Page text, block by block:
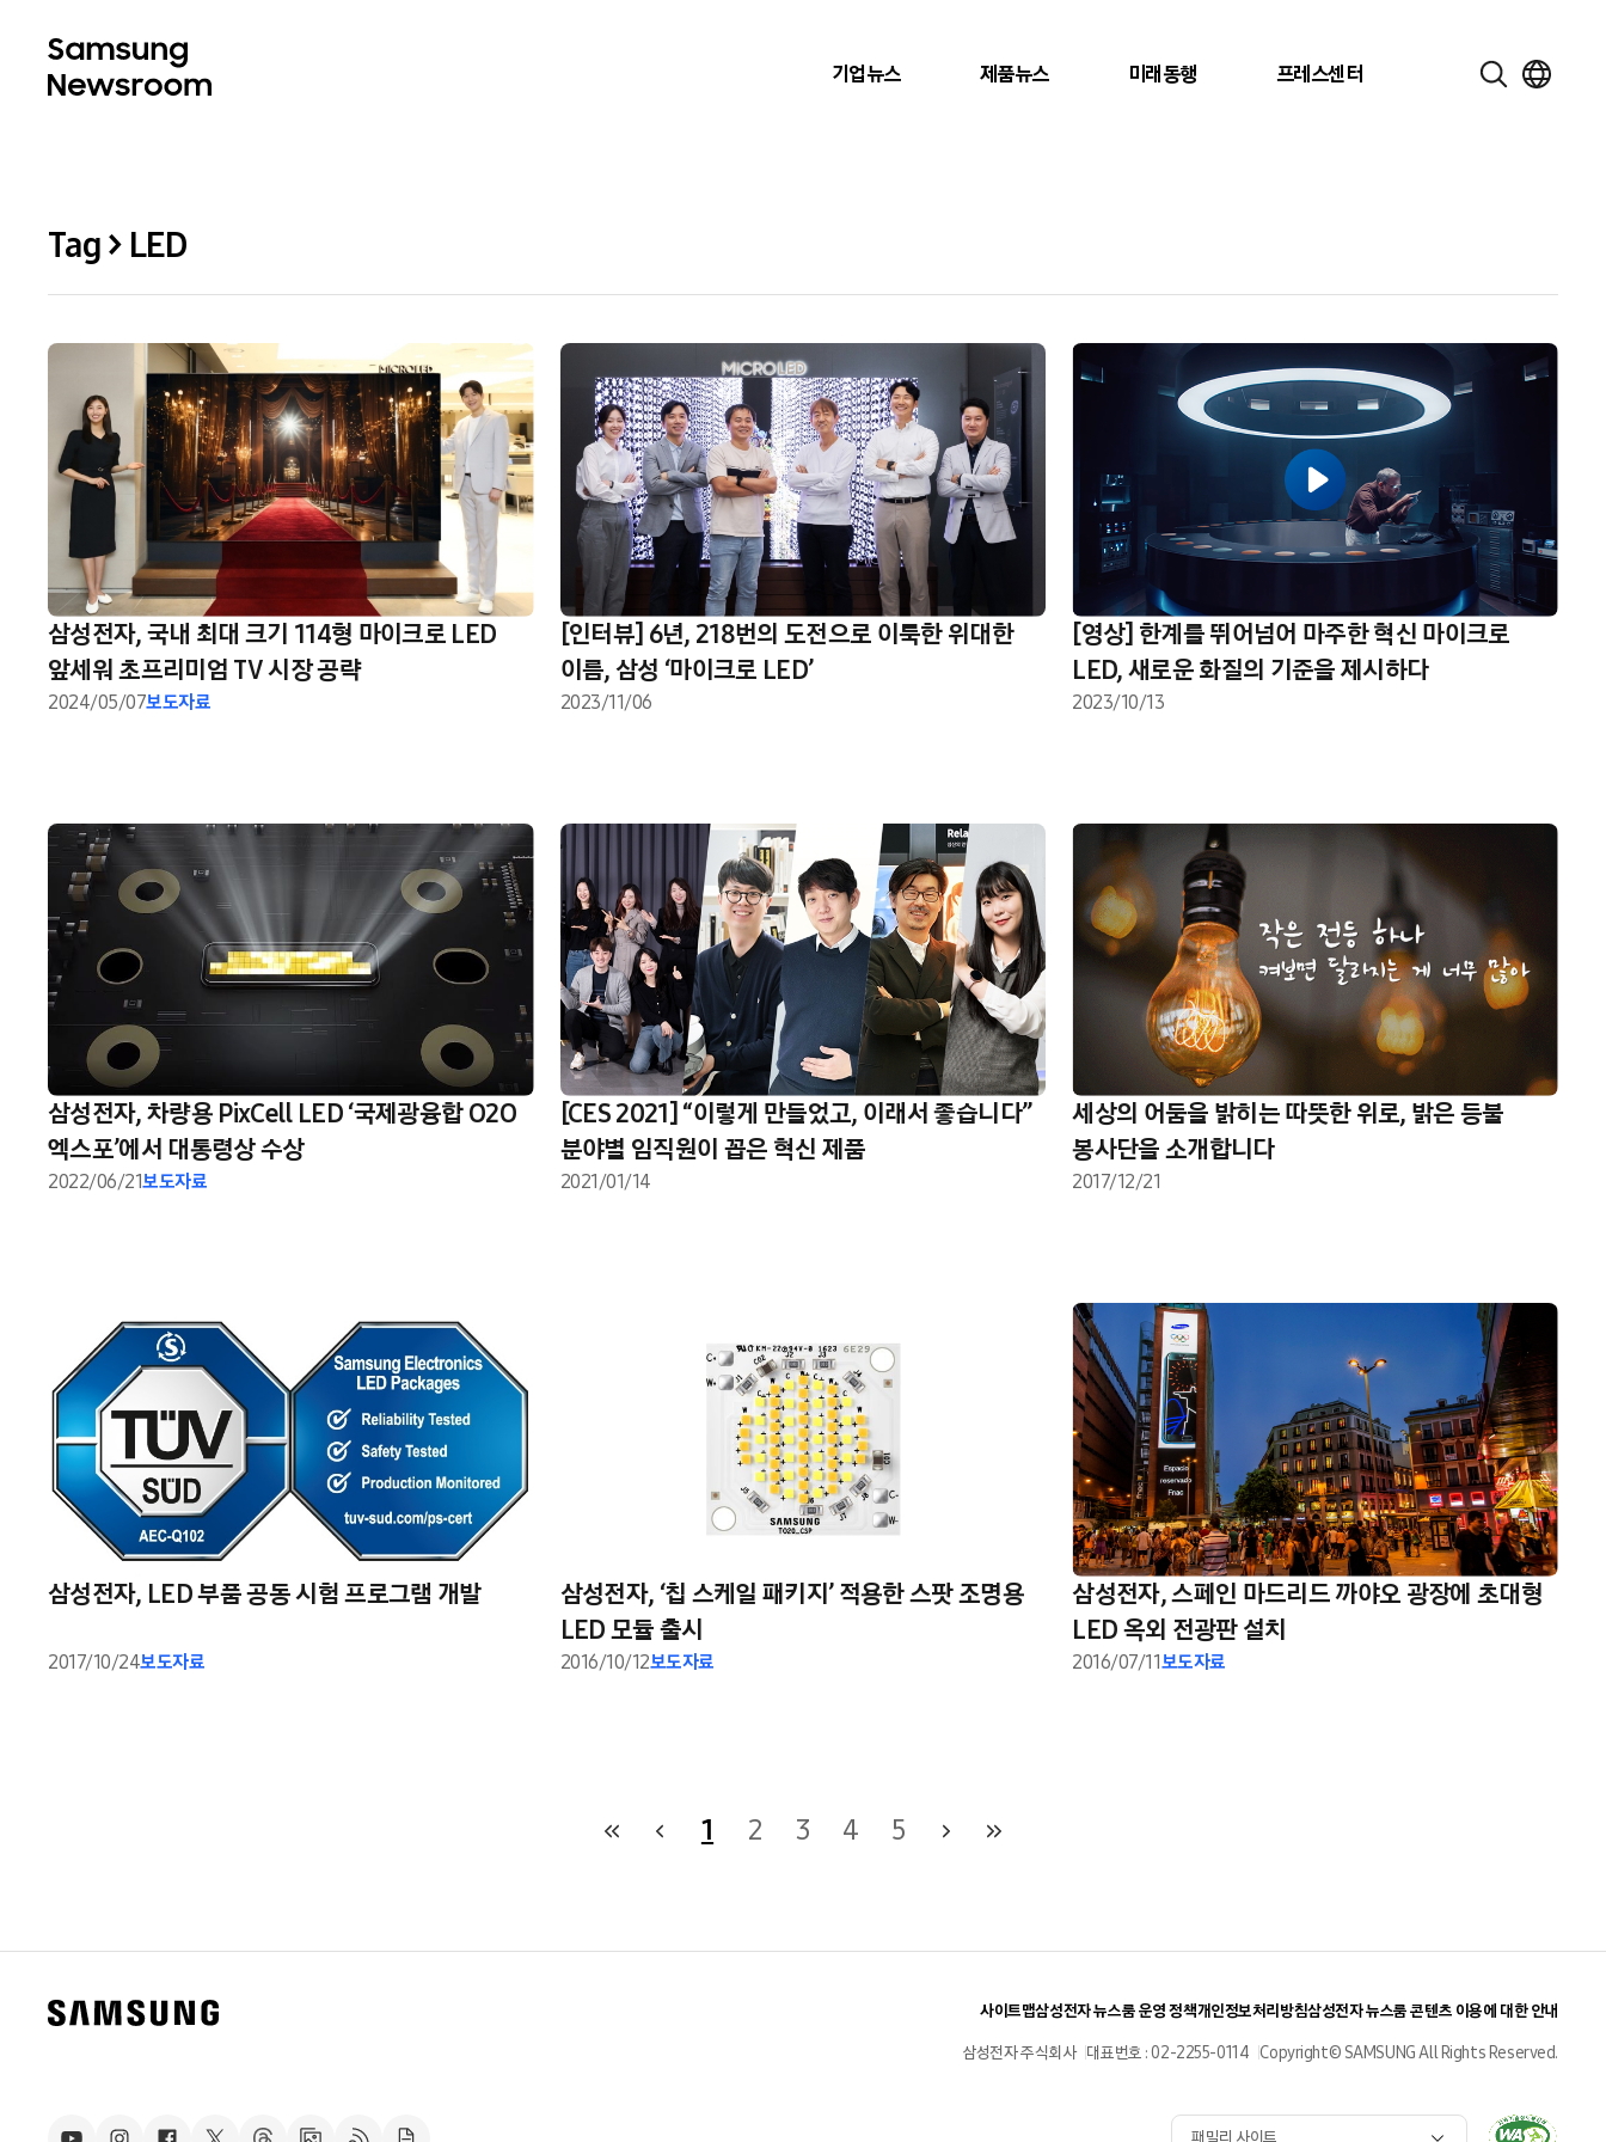
기업뉴스 제품뉴스 미래동행 프레스센터
Tag > LED
삼성전자, 국내 최대 크기 114형 마이크로 LED
앞세워 초프리미엄 TV 시장 공략
2024/05/07보도자료
[인터뷰] 6년, 218번의 도전으로 이룩한 위대한
이름, 삼성 ‘마이크로 LED’
2023/11/06
[영상] 한계를 뛰어넘어 마주한 혁신 마이크로
LED, 새로운 화질의 기준을 제시하다
2023/10/13
삼성전자, 차량용 PixCell LED ‘국제광융합 O2O
엑스포’에서 대통령상 수상
2022/06/21보도자료
[CES 2021] “이렇게 만들었고, 이래서 좋습니다”
분야별 임직원이 꼽은 혁신 제품
2021/01/14
세상의 어둠을 밝히는 따뜻한 위로, 밝은 등불
봉사단을 소개합니다
2017/12/21
삼성전자, LED 부품 공동 시험 프로그램 개발
2017/10/24보도자료
삼성전자, ‘칩 스케일 패키지’ 적용한 스팟 조명용
LED 모듈 출시
2016/10/12보도자료
삼성전자, 스페인 마드리드 까야오 광장에 초대형
LED 옥외 전광판 설치
2016/07/11보도자료
1 2 3 4 5
사이트맵삼성전자 뉴스룸 운영 정책개인정보처리방침삼성전자 뉴스룸 콘텐츠 이용에 대한 안내
삼성전자 주식회사 대표번호 : 02-2255-0114 Copyright© SAMSUNG All Rights Reserved.